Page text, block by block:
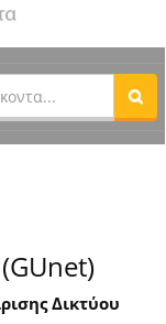
Δικτύου